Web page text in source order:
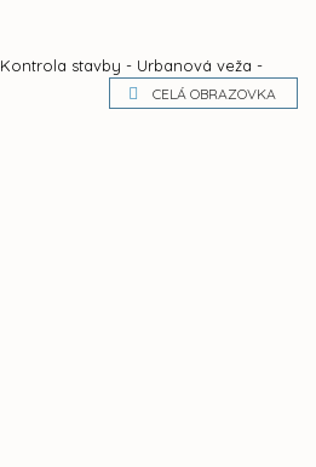
Kontrola stavby - Urbanová veža -
CELÁ OBRAZOVKA